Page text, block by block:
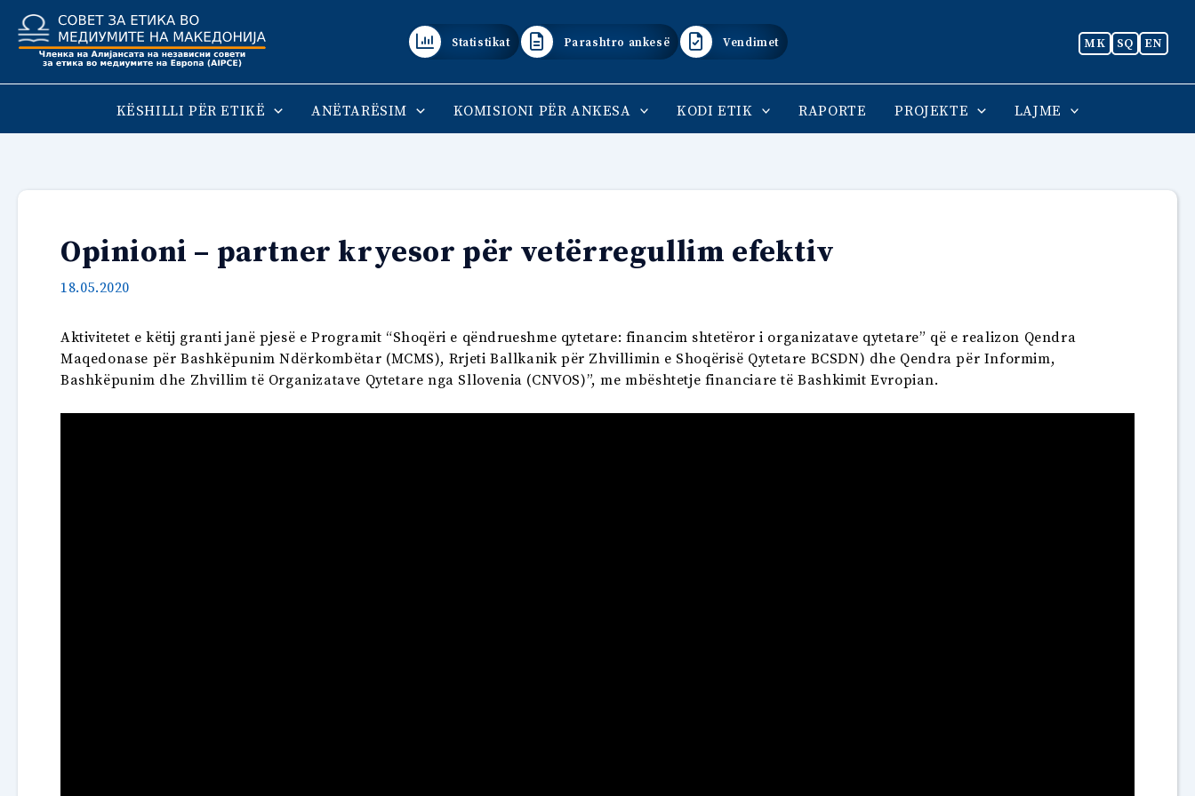
Skip
content
Statistikat Parashtro ankesë Vendimet MK SQ EN
KËSHILLI PËR ETIKË ANËTARËSIM KOMISIONI PËR ANKESA KODI ETIK RAPORTE PROJEKTE LAJME
Opinioni – partner kryesor për vetërregullim efektiv
18.05.2020
Aktivitetet e këtij granti janë pjesë e Programit “Shoqëri e qëndrueshme qytetare: financim shtetëror i organizatave qytetare” që e realizon Qendra
Maqedonase për Bashkëpunim Ndërkombëtar (MCMS), Rrjeti Ballkanik për Zhvillimin e Shoqërisë Qytetare BCSDN) dhe Qendra për Informim,
Bashkëpunim dhe Zhvillim të Organizatave Qytetare nga Sllovenia (CNVOS)”, me mbështetje financiare të Bashkimit Evropian.